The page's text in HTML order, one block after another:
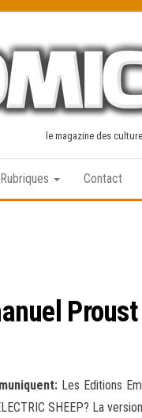
le magazine des
Contact
Proust
Les Editions
SHEEP? La version